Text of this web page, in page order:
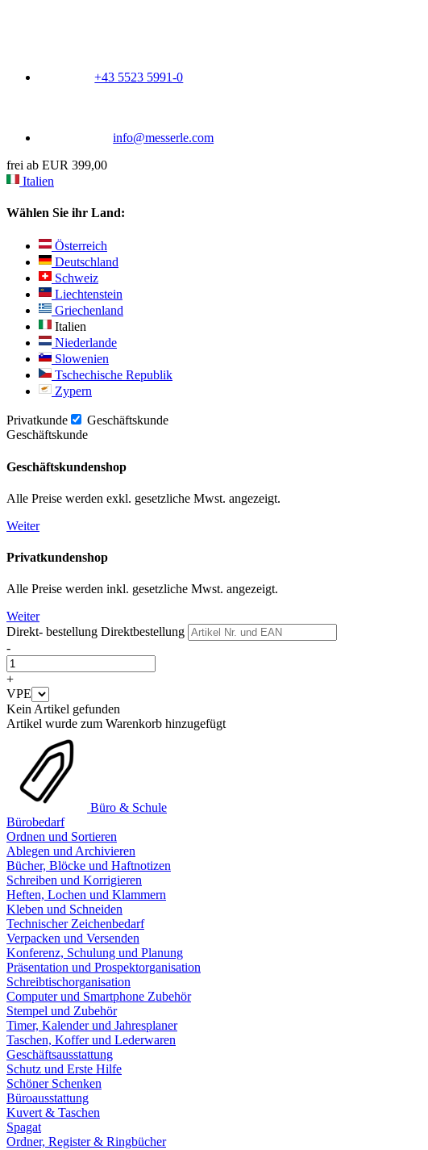
+43 5523 5991-0
info@messerle.com
frei ab EUR 399,00
Italien
Wählen Sie ihr Land:
Österreich
Deutschland
Schweiz
Liechtenstein
Griechenland
Italien
Niederlande
Slowenien
Tschechische Republik
Zypern
Privatkunde
Geschäftskunde
Geschäftskunde
Geschäftskundenshop
Alle Preise werden exkl. gesetzliche Mwst. angezeigt.
Weiter
Privatkundenshop
Alle Preise werden inkl. gesetzliche Mwst. angezeigt.
Weiter
Direkt- bestellung Direktbestellung
-
+
VPE
Kein Artikel gefunden
Artikel wurde zum Warenkorb hinzugefügt
Büro & Schule
Bürobedarf
Ordnen und Sortieren
Ablegen und Archivieren
Bücher, Blöcke und Haftnotizen
Schreiben und Korrigieren
Heften, Lochen und Klammern
Kleben und Schneiden
Technischer Zeichenbedarf
Verpacken und Versenden
Konferenz, Schulung und Planung
Präsentation und Prospektorganisation
Schreibtischorganisation
Computer und Smartphone Zubehör
Stempel und Zubehör
Timer, Kalender und Jahresplaner
Taschen, Koffer und Lederwaren
Geschäftsausstattung
Schutz und Erste Hilfe
Schöner Schenken
Büroausstattung
Kuvert & Taschen
Spagat
Ordner, Register & Ringbücher